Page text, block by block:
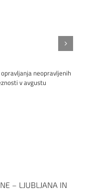
opravljanja neopravljenih
v avgustu
– LJUBLJANA IN